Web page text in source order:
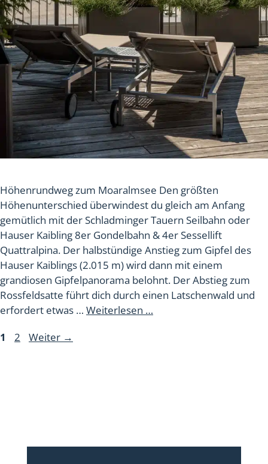
Höhenrundweg zum Moaralmsee Den größten
Höhenunterschied überwindest du gleich am Anfang
gemütlich mit der Schladminger Tauern Seilbahn oder
Hauser Kaibling 8er Gondelbahn & 4er Sessellift
Quattralpina. Der halbstündige Anstieg zum Gipfel des
Hauser Kaiblings (2.015 m) wird dann mit einem
grandiosen Gipfelpanorama belohnt. Der Abstieg zum
Rossfeldsatte führt dich durch einen Latschenwald und
erfordert etwas … Weiterlesen …
Seite
1 Seite
2 Weiter →